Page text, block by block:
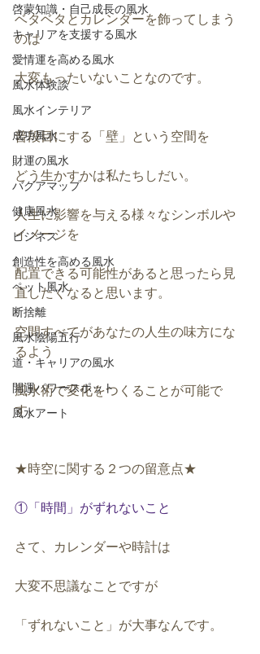
啓蒙知識・自己成長の風水
キャリアを支援する風水
愛情運を高める風水
風水体験談
風水インテリア
成功風水
財運の風水
バグアマップ
健康風水
ビジネス
創造性を高める風水
ペット風水
断捨離
風水陰陽五行
道・キャリアの風水
開運パワースポット
風水アート
ベタベタとカレンダーを飾ってしまう
のは
大変もったいないことなのです。
普段目にする「壁」という空間を
どう生かすかは私たちしだい。
人生に影響を与える様々なシンボルや
イメージを
配置できる可能性があると思ったら見
直したくなると思います。
空間すべてがあなたの人生の味方にな
るよう
風水術で変化をつくることが可能で
す。
★時空に関する２つの留意点★
①「時間」がずれないこと
さて、カレンダーや時計は
大変不思議なことですが
「ずれないこと」が大事なんです。